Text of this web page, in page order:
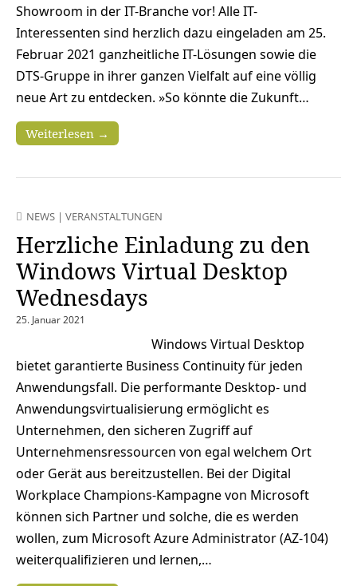
Showroom in der IT-Branche vor! Alle IT-
Interessenten sind herzlich dazu eingeladen am 25.
Februar 2021 ganzheitliche IT-Lösungen sowie die
DTS-Gruppe in ihrer ganzen Vielfalt auf eine völlig
neue Art zu entdecken. »So könnte die Zukunft…
Weiterlesen →
NEWS | VERANSTALTUNGEN
Herzliche Einladung zu den
Windows Virtual Desktop
Wednesdays
25. Januar 2021
Windows Virtual Desktop
bietet garantierte Business Continuity für jeden
Anwendungsfall. Die performante Desktop- und
Anwendungsvirtualisierung ermöglicht es
Unternehmen, den sicheren Zugriff auf
Unternehmensressourcen von egal welchem Ort
oder Gerät aus bereitzustellen. Bei der Digital
Workplace Champions-Kampagne von Microsoft
können sich Partner und solche, die es werden
wollen, zum Microsoft Azure Administrator (AZ-104)
weiterqualifizieren und lernen,…